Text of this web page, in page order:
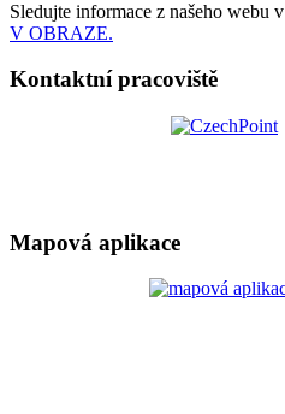
Sledujte informace z našeho webu v
V OBRAZE.
Kontaktní pracoviště
Mapová aplikace